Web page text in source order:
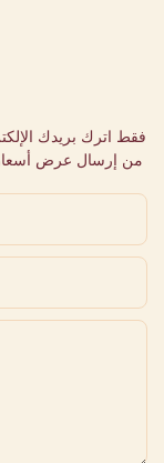
فقط اترك بريدك
من إرسال عرض أسعار